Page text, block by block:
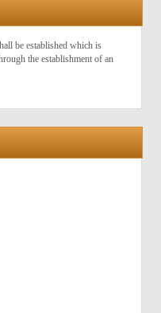
be established which is
the establishment of an